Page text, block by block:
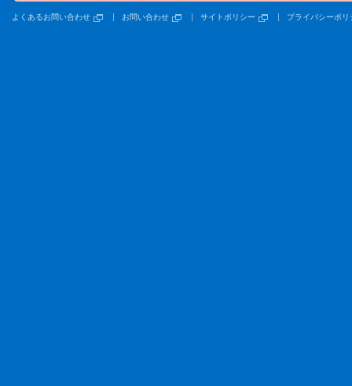
よくあるお問い合わせ お問い合わせ サイトポリシー プライバシーポリ